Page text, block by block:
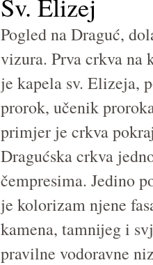
Sv. Elizej
Pogled na Draguć,
vizura. Prva crkva na
je kapela sv. Elizeja,
prorok, učenik
primjer je crkva
Dragućska crkva
čempresima. Jedino
je kolorizam njene
kamena, tamnijeg i
pravilne vodoravne